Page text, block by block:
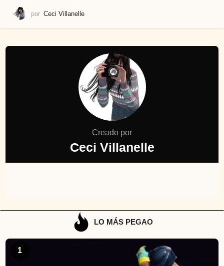
por Ceci Villanelle
Creado por
Ceci Villanelle
LO MÁS PEGAO
1